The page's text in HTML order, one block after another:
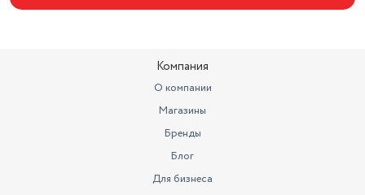
Компания
О компании
Магазины
Бренды
Блог
Для бизнеса